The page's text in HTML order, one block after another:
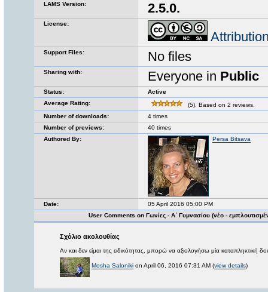
LAMS Version: 2.5.0.
License:
Support Files: No files
Sharing with: Everyone in Public
Status:
Active
Average Rating:
(5). Based on 2 reviews.
Number of downloads:
4 times
Number of previews:
40 times
Authored By:
Persa Bitsava
Date:
05 April 2016 05:00 PM
User Comments on Γωνίες - Α΄ Γυμνασίου (νέο -
Σχόλιο ακολουθίας
Αν και δεν είμαι της ειδικότητας, μπορώ να αξιολογήσω μία καταπληκτική
Mosha Saloniki on April 06, 2016 07:31 AM (view details)